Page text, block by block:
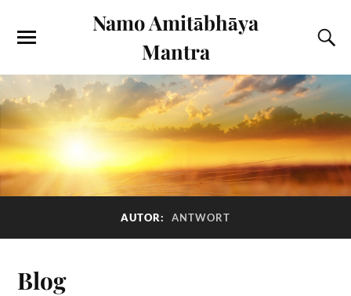
Namo Amitābhāya
Mantra
AUTOR: ANTWORT
Blog